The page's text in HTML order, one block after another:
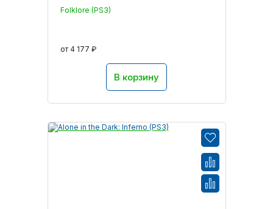
Folklore (PS3)
от 4 177 ₽
В корзину